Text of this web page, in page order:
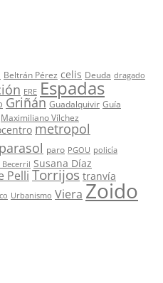
Beltrán Pérez celis Deuda dragado
ERE Espadas
Griñán Guadalquivir Guía
Maximiliano Vílchez
metropol
parasol paro PGOU policía
Becerril Susana Díaz
Pelli Torrijos tranvía
Urbanismo Viera Zoido